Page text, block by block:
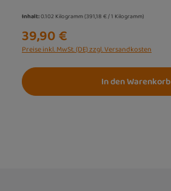
Inhalt:0.102 Kilogramm(391,18 € / 1 Kilogramm)
39,90 €
Preise inkl. MwSt. (DE) zzgl. Versandkosten
In den Warenkorb